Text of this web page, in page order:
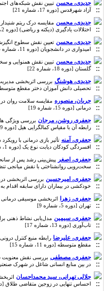
جدیدی، محسن تبیین نقش شبکه‌های
آزاد شهرقدس [دوره 17، شماره 21]
جدیدی، محسن مقایسه درک ریتم شنیداری
اختلالات یادگیری (دیکته و ریاضی) [دوره 2، شماره 6]
جدیدی، محسن تعیین نقش سطوح انگیزش و
امیدواری در دانشجویان [دوره 11، شماره 15]
جدیدی، محسن تبیین نقش همنوایی و
گلستان [دوره 18، شماره 22]
جدیدی، هوشنگ بررسی اثربخشی مدیریت
تحصیلی دانش آموزان دختر مقطع متوسطه [دوره 6،
جربان، منصوره مقایسه سلامت روان در دو
درمانی [دوره 15، شماره 19]
جعفری روشن، مرجان بررسی ویژگی های
رابطه آن با مقیاس کمالگرایی هیل [دوره 9، شماره 13]
جعفری، آمنه تأثیر بازی درمانی با رویکرد
افسردگی کودکان دیابت نوع یک [دوره 1، شماره 2]
جعفری، اصغر پیش‌بینی رشد پس از سانحه
سخت‌رویی روانشناختی با نقش میانجی تنظیم هیجانی
جعفری، امیرحسین بررسی اثربخشی
خودکشی در بیماران دارای سابقه اقدام به خودکشی
جعفری، زهرا
تهران [دوره 5، شماره 9]
جعفری، سیمین مدل‌یابی نشاط ذهنی
تاب‌آوری [دوره 13، شماره 17]
جعفری، علیرضا رابطه منبع کنترل درونی
مقطع متوسطه [دوره 11، شماره 15]
جعفری، مصطفی بررسی نقش معنویت
در بین منابع انسانی شاغل در شهرک صنعتی اشتهارد
جلالی تهرانی، سید محمداحسان اثربخشی
احساس تنهایی در زوجین متقاضی طلاق [دوره 5،